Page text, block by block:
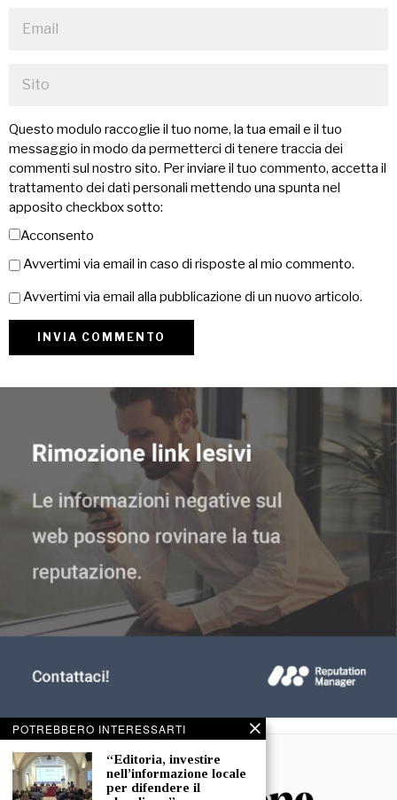
Questo modulo raccoglie il tuo nome, la tua email e il tuo
messaggio in modo da permetterci di tenere traccia dei
commenti sul nostro sito. Per inviare il tuo commento, accetta il
trattamento dei dati personali mettendo una spunta nel
apposito checkbox sotto:
Acconsento
Avvertimi via email in caso di risposte al mio commento.
Avvertimi via email alla pubblicazione di un nuovo articolo.
POTREBBERO INTERESSARTI
“Editoria, investire
nell’informazione locale
per difendere il